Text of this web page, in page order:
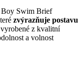
Boy Swim Brief
zvýrazňuje postavu
z kvalitní
a volnost